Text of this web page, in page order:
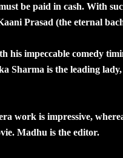
be paid in cash. With
Prasad (the eternal
his impeccable comedy
Sharma is the leading
work is impressive,
Madhu is the editor.